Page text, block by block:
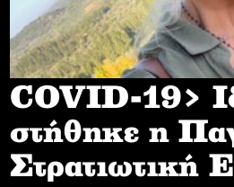
COVID-19>
στήθηκε η
Στρατιωτική